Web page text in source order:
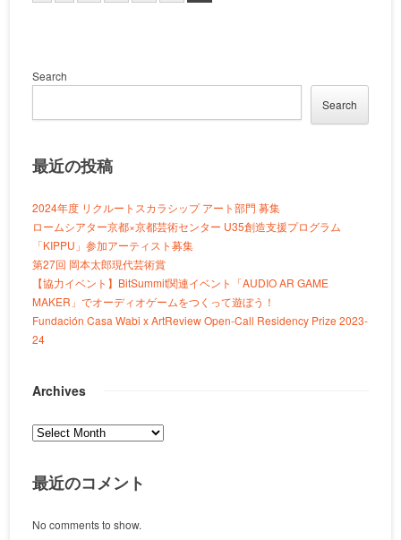
Search
Search
最近の投稿
2024年度 リクルートスカラシップ アート部門 募集
ロームシアター京都×京都芸術センター U35創造支援プログラム
「KIPPU」参加アーティスト募集
第27回 岡本太郎現代芸術賞
【協力イベント】BitSummit関連イベント「AUDIO AR GAME
MAKER」でオーディオゲームをつくって遊ぼう！
Fundación Casa Wabi x ArtReview Open-Call Residency Prize 2023-
24
Archives
Archives
最近のコメント
No comments to show.